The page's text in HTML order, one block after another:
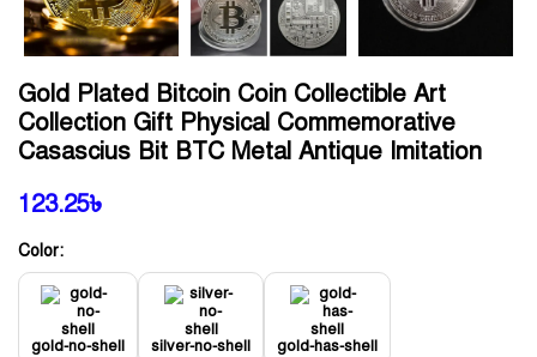
Gold Plated Bitcoin Coin Collectible Art
Collection Gift Physical Commemorative
Casascius Bit BTC Metal Antique Imitation
123.25৳
Color:
gold-no-shell silver-no-shell gold-has-shell